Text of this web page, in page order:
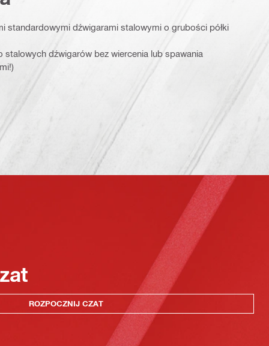
standardowymi dźwigarami stalowymi o grubości półki
stalowych dźwigarów bez wiercenia lub spawania
ROZPOCZNIJ CZAT